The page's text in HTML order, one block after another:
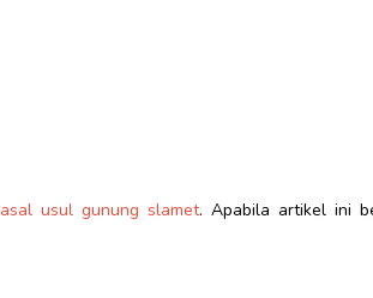
asal usul gunung slamet. Apabila artikel ini